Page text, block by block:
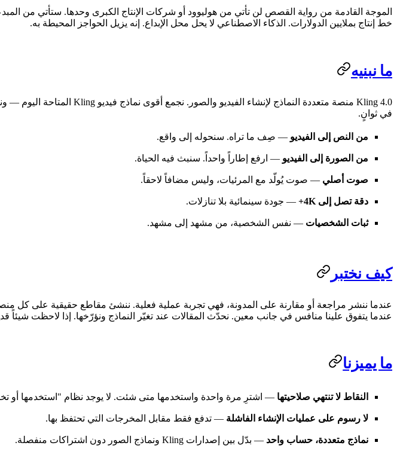
الموجة القادمة من رواية القصص لن تأتي من هوليوود أو شركات الإنتاج الكبرى وحدها. ستأتي من
خط إنتاج بملايين الدولارات. الذكاء الاصطناعي لا يحل محل الإبداع. إنه يزيل الحواجز المحيطة به.
ما نبنيه
في ثوانٍ.
من النص إلى الفيديو — صِف ما تراه. سنحوله إلى واقع.
من الصورة إلى الفيديو — ارفع إطاراً واحداً. سنبث فيه الحياة.
صوت أصلي — صوت يُولّد مع المرئيات، وليس مضافاً لاحقاً.
دقة تصل إلى 4K+ — جودة سينمائية بلا تنازلات.
ثبات الشخصيات — نفس الشخصية، من مشهد إلى مشهد.
كيف نختبر
عندما ننشر مراجعة أو مقارنة على المدونة، فهي تجربة عملية فعلية. ننشئ مقاطع حقيقية على كل
عندما يتفوق علينا منافس في جانب معين. نحدّث المقالات عند تغيّر النماذج ونؤرّخها. إذا لاحظت شيئاً
ما يميزنا
النقاط لا تنتهي صلاحيتها — اشترِ مرة واحدة واستخدمها متى شئت. لا يوجد نظام "استخدمها أو
لا رسوم على عمليات الإنشاء الفاشلة — تدفع فقط مقابل المخرجات التي تحتفظ بها.
نماذج متعددة، حساب واحد — بدّل بين إصدارات Kling ونماذج الصور دون اشتراكات منفصلة.